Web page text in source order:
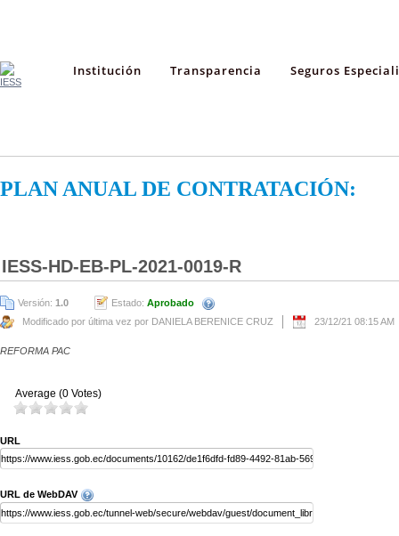
Institución Transparencia Seguros
PLAN ANUAL DE CONTRATACIÓN:
IESS-HD-EB-PL-2021-0019-R
Versión: 1.0 Estado: Aprobado
Modificado por última vez por DANIELA BERENICE CRUZ
23/12/21 08:15 AM
REFORMA PAC
Average (0 Votes)
URL
URL de WebDAV